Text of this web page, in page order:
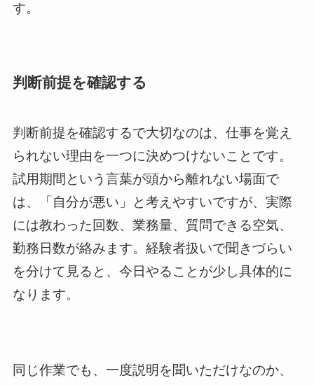
す。
判断前提を確認する
判断前提を確認するで大切なのは、仕事を覚え
られない理由を一つに決めつけないことです。
試用期間という言葉が頭から離れない場面で
は、「自分が悪い」と考えやすいですが、実際
には教わった回数、業務量、質問できる空気、
勤務日数が絡みます。経験者扱いで聞きづらい
を分けて見ると、今日やることが少し具体的に
なります。
同じ作業でも、一度説明を聞いただけなのか、